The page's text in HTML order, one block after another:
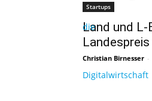
Startups
Land und L-
Christian Birnesser -